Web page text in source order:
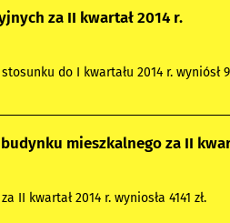
za II kwartał 2014 r.
do I kwartału 2014 r. wyniósł
mieszkalnego za II
kwartał 2014 r. wyniosła 4141 zł.